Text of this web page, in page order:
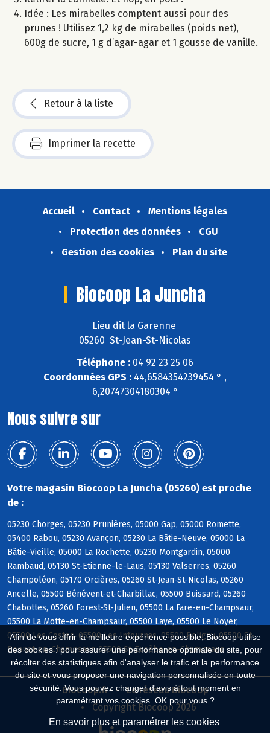
Afin de vous offrir la meilleure expérience possible, Biocoop utilise
des cookies : pour assurer une performance optimale du site, pour
récolter des statistiques afin d'analyser le trafic et la performance
du site et vous proposer une navigation personnalisée en toute
sécurité. Vous pouvez changer d'avis à tout moment en
paramétrant vos cookies. OK pour vous ?
En savoir plus et paramétrer les cookies
Idée : Les mirabelles comptent aussi pour des
prunes ! Utilisez 1,2 kg de mirabelles (poids net),
600g de sucre, 1 g d’agar-agar et 1 gousse de vanille.
Retour à la liste
Imprimer la recette
Accueil Contact
Mentions légales
Protection des données
CGU
Gestion des cookies
Plan du site
Biocoop La Juncha
Lieu dit la Garenne
05260 St-Jean-St-Nicolas
Téléphone : 04 92 23 25 06
Coordonnées GPS : 44,6584354239454 ° ,
6,20747304180304 °
Nous suivre sur
Votre magasin Biocoop La Juncha (05260) est proche
de :
05230 Chorges, 05230 Prunières, 05000 Gap, 05000 Romette,
05400 Rabou, 05230 Avançon, 05230 La Bâtie-Neuve, 05000 La
Bâtie-Vieille, 05000 La Rochette, 05230 Montgardin, 05000
Rambaud, 05130 St-Etienne-le-Laus, 05130 Valserres, 05260
Champoléon, 05170 Orcières, 05260 St-Jean-St-Nicolas, 05260
Ancelle, 05500 Bénévent-et-Charbillac, 05500 Buissard, 05260
Chabottes, 05260 Forest-St-Julien, 05500 La Fare-en-Champsaur,
05500 La Motte-en-Champsaur, 05500 Laye, 05500 Le Noyer,
05500 Les Costes, 05500 Les Infournas, 05500 Poligny, 05500 St-
Bonnet-en-Champsaur, 05500 St-Eusèbe-en-Champsaur
Biocoop.fr
Le réseau Biocoop
Copyright Biocoop 2026